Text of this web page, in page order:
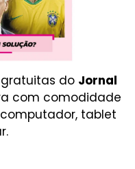
do Jornal
com comodidade
tablet